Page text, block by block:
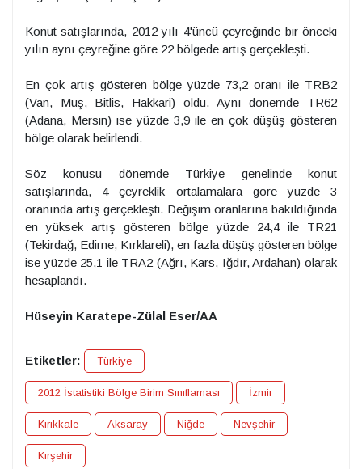
Konut satışlarında, 2012 yılı 4'üncü çeyreğinde bir önceki
yılın aynı çeyreğine göre 22 bölgede artış gerçekleşti.
En çok artış gösteren bölge yüzde 73,2 oranı ile TRB2
(Van, Muş, Bitlis, Hakkari) oldu. Aynı dönemde TR62
(Adana, Mersin) ise yüzde 3,9 ile en çok düşüş gösteren
bölge olarak belirlendi.
Söz konusu dönemde Türkiye genelinde konut
satışlarında, 4 çeyreklik ortalamalara göre yüzde 3
oranında artış gerçekleşti. Değişim oranlarına bakıldığında
en yüksek artış gösteren bölge yüzde 24,4 ile TR21
(Tekirdağ, Edirne, Kırklareli), en fazla düşüş gösteren bölge
ise yüzde 25,1 ile TRA2 (Ağrı, Kars, Iğdır, Ardahan) olarak
hesaplandı.
Hüseyin Karatepe-Zülal Eser/AA
Etiketler: Türkiye
2012 İstatistiki Bölge Birim Sınıflaması İzmir
Kırıkkale Aksaray Niğde Nevşehir
Kırşehir